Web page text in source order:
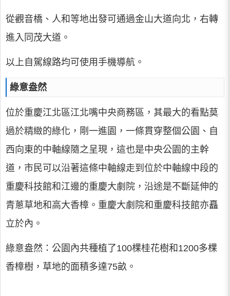
從觀音橋、人和等地出發可通過金山大道向北，右轉
進入同茂大道。
以上自駕線路均可使用手機導航。
綠意盎然
位於重慶江北區江北嘴中央商務區，其最大的看點莫
過於精緻的綠化，剛一進園，一條貫穿整個公園、自
西向東的中軸線隨之呈現，這也是中央公園的主幹
道，市民可以沿著這條中軸線走到位於中軸線中段的
重慶科技館和江邊的重慶大劇院，沿途是不斷延伸的
青蔥草地和高大香樟。重慶大劇院和重慶科技館亦矗
立於內。
綠意盎然：公園內共種植了100棵桂花樹和1200多棵
香樟樹，草地的面積多達75畝。